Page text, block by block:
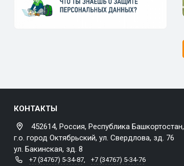
КОНТАКТЫ
452614, Россия, Республика Башкортостан,
г.о. город Октябрьский, ул. Свердлова, зд. 76
ул. Бакинская, зд. 8
+7 (34767) 5-34-87,
+7 (34767) 5-34-76